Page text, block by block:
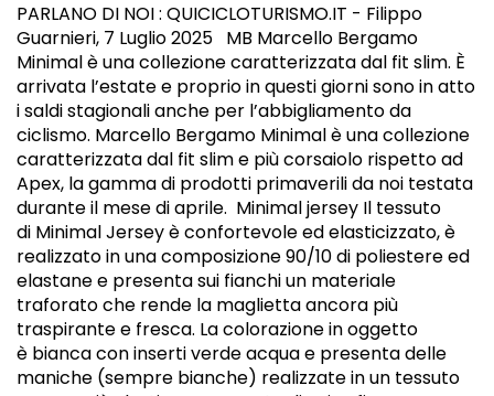
PARLANO DI NOI : QUICICLOTURISMO.IT - Filippo
Guarnieri, 7 Luglio 2025 MB Marcello Bergamo
Minimal è una collezione caratterizzata dal fit slim. È
arrivata l’estate e proprio in questi giorni sono in atto
i saldi stagionali anche per l’abbigliamento da
ciclismo. Marcello Bergamo Minimal è una collezione
caratterizzata dal fit slim e più corsaiolo rispetto ad
Apex, la gamma di prodotti primaverili da noi testata
durante il mese di aprile. Minimal jersey Il tessuto
di Minimal Jersey è confortevole ed elasticizzato, è
realizzato in una composizione 90/10 di poliestere ed
elastane e presenta sui fianchi un materiale
traforato che rende la maglietta ancora più
traspirante e fresca. La colorazione in oggetto
è bianca con inserti verde acqua e presenta delle
maniche (sempre bianche) realizzate in un tessuto